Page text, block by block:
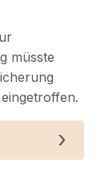
müsste